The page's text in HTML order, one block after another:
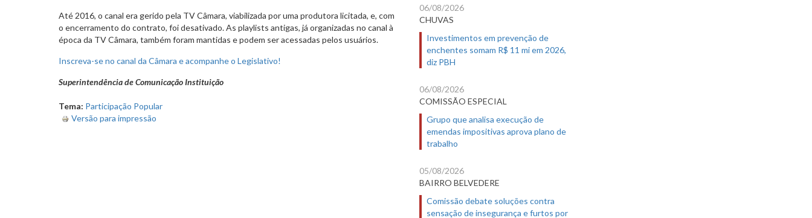
Até 2016, o canal era gerido pela TV Câmara, viabilizada por uma produtora licitada, e, com
o encerramento do contrato, foi desativado. As playlists antigas, já organizadas no canal à
época da TV Câmara, também foram mantidas e podem ser acessadas pelos usuários.
Inscreva-se no canal da Câmara e acompanhe o Legislativo!
Superintendência de Comunicação Instituição
Tema: Participação Popular
Versão para impressão
06/08/2026
CHUVAS
Investimentos em prevenção de
enchentes somam R$ 11 mi em 2026,
diz PBH
06/08/2026
COMISSÃO ESPECIAL
Grupo que analisa execução de
emendas impositivas aprova plano de
trabalho
05/08/2026
BAIRRO BELVEDERE
Comissão debate soluções contra
sensação de insegurança e furtos por